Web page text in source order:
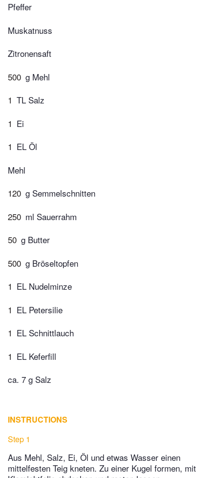
Pfeffer
Muskatnuss
Zitronensaft
500 g Mehl
1 TL Salz
1 Ei
1 EL Öl
Mehl
120 g Semmelschnitten
250 ml Sauerrahm
50 g Butter
500 g Bröseltopfen
1 EL Nudelminze
1 EL Petersilie
1 EL Schnittlauch
1 EL Keferfill
ca. 7 g Salz
INSTRUCTIONS
Step 1
Aus Mehl, Salz, Ei, Öl und etwas Wasser einen
mittelfesten Teig kneten. Zu einer Kugel formen, mit